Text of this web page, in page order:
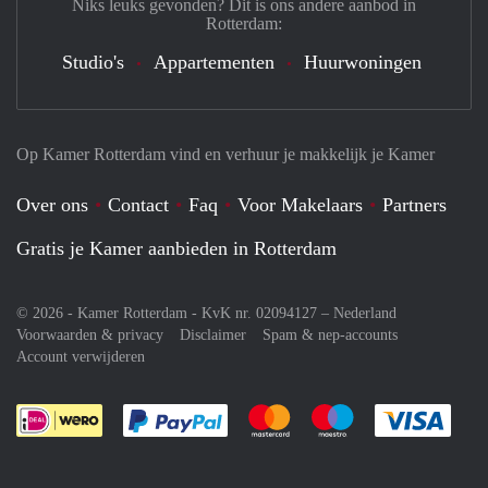
Op Kamer Rotterdam vind en verhuur je makkelijk je Kamer
Over ons Contact Faq Voor Makelaars
Partners
Gratis je Kamer aanbieden in Rotterdam
© 2026 - Kamer Rotterdam - KvK nr. 02094127 – Nederland
Voorwaarden & privacy
Disclaimer
Spam & nep-accounts
Account verwijderen
Je rekent gemakkelijk af met Paypal
Je rekent gemakkelijk af met
Je rekent
Niks leuks gevonden? Dit is ons andere aanbod in
Rotterdam:
Studio's Appartementen Huurwoningen